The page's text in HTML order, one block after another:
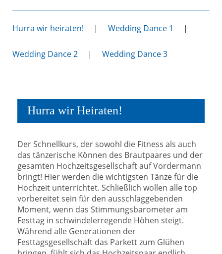
Hurra wir heiraten! | Wedding Dance 1 |
Wedding Dance 2 | Wedding Dance 3